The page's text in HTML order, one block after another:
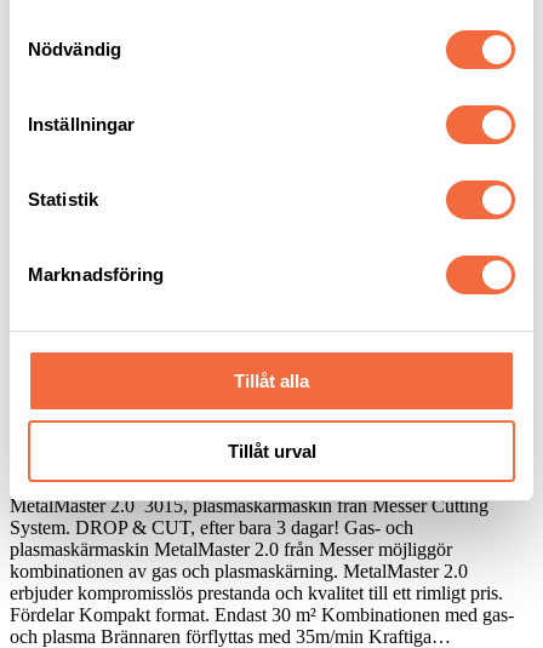
Nödvändig
Inställningar
Statistik
Marknadsföring
Tillåt alla
Tillåt urval
Support
Nyheter
Intercut har levererat och installerat
ännu en kvalitetsmaskin
8 december, 2020
metalmaster |plasmacutting
MetalMaster 2.0 3015, plasmaskärmaskin från Messer Cutting
System. DROP & CUT, efter bara 3 dagar! Gas- och
plasmaskärmaskin MetalMaster 2.0 från Messer möjliggör
kombinationen av gas och plasmaskärning. MetalMaster 2.0
erbjuder kompromisslös prestanda och kvalitet till ett rimligt pris.
Fördelar Kompakt format. Endast 30 m² Kombinationen med gas-
och plasma Brännaren förflyttas med 35m/min Kraftiga…